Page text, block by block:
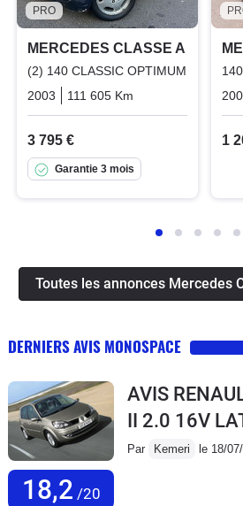
PRO
MERCEDES CLASSE A
(2) 140 CLASSIC OPTIMUM
2003
111 605 Km
3 795 €
Garantie 3 mois
1
Toutes les annonces Mercedes
DERNIERS AVIS MONOSPACE
18,2 /20
AVIS
II 2.0 16V
Par Kemeri le 18/